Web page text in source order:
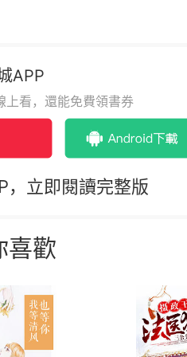
APP
上看，還能免費領書券
，立即閱讀完整版
喜歡